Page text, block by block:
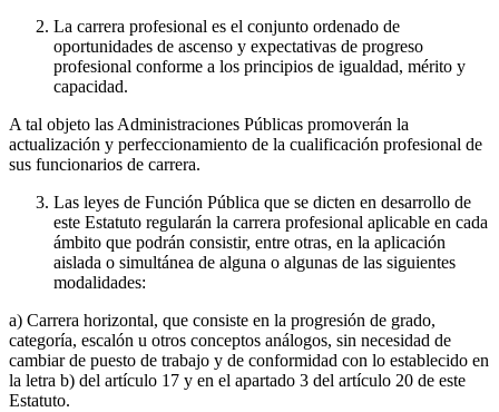
La carrera profesional es el conjunto ordenado de
oportunidades de ascenso y expectativas de progreso
profesional conforme a los principios de igualdad, mérito y
capacidad.
A tal objeto las Administraciones Públicas promoverán la
actualización y perfeccionamiento de la cualificación profesional de
sus funcionarios de carrera.
Las leyes de Función Pública que se dicten en desarrollo de
este Estatuto regularán la carrera profesional aplicable en cada
ámbito que podrán consistir, entre otras, en la aplicación
aislada o simultánea de alguna o algunas de las siguientes
modalidades:
a) Carrera horizontal, que consiste en la progresión de grado,
categoría, escalón u otros conceptos análogos, sin necesidad de
cambiar de puesto de trabajo y de conformidad con lo establecido en
la letra b) del artículo 17 y en el apartado 3 del artículo 20 de este
Estatuto.